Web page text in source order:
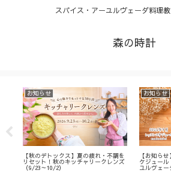
スパイス・アーユルヴェーダ料理
森の時計
お知らせ
【秋のデトックス】夏の疲れ・不調を
リセット！秋のキッチャリークレンズ
（9/23～10/2）
お知らせ
【お知ら
ケジュー
ユルヴェー